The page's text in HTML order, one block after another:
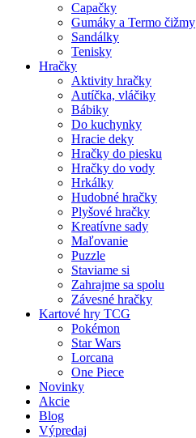
Capačky
Gumáky a Termo čižmy
Sandálky
Tenisky
Hračky
Aktivity hračky
Autíčka, vláčiky
Bábiky
Do kuchynky
Hracie deky
Hračky do piesku
Hračky do vody
Hrkálky
Hudobné hračky
Plyšové hračky
Kreatívne sady
Maľovanie
Puzzle
Staviame si
Zahrajme sa spolu
Závesné hračky
Kartové hry TCG
Pokémon
Star Wars
Lorcana
One Piece
Novinky
Akcie
Blog
Výpredaj